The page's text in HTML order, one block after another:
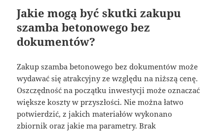
Jakie mogą być skutki zakupu
szamba betonowego bez
dokumentów?
Zakup szamba betonowego bez dokumentów może
wydawać się atrakcyjny ze względu na niższą cenę.
Oszczędność na początku inwestycji może oznaczać
większe koszty w przyszłości. Nie można łatwo
potwierdzić, z jakich materiałów wykonano
zbiornik oraz jakie ma parametry. Brak